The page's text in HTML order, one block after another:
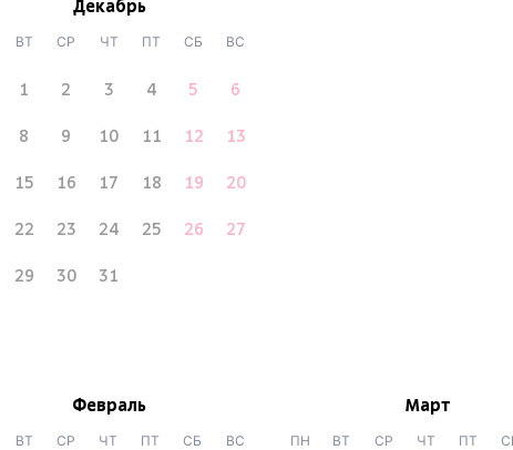
Декабрь
ВТ СР ЧТ ПТ СБ ВС
1 2 3 4 5 6
8 9 10 11 12 13
15 16 17 18 19 20
22 23 24 25 26 27
29 30 31
Февраль
ВТ СР ЧТ ПТ СБ ВС
Март
ПН ВТ СР ЧТ ПТ